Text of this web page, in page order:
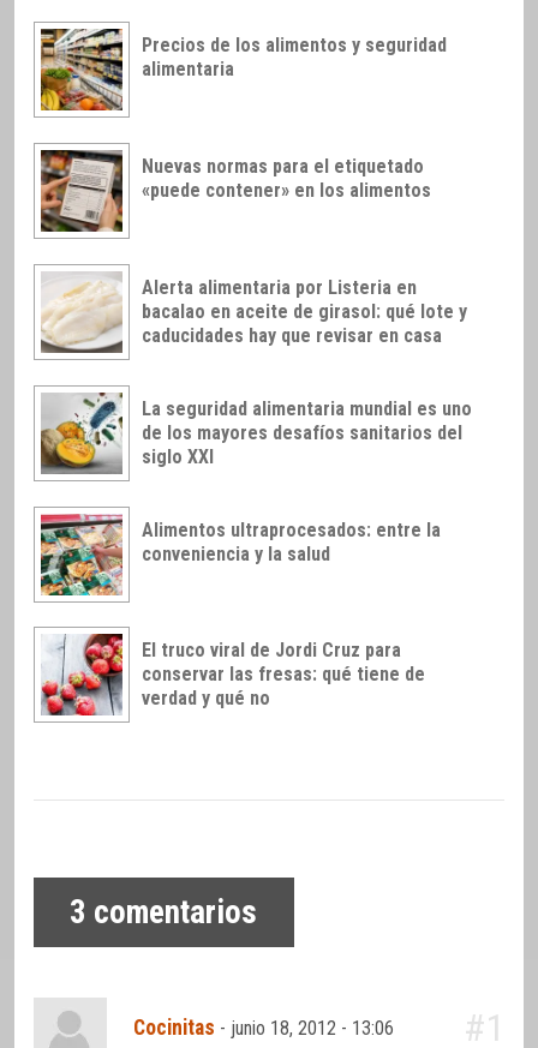
Precios de los alimentos y seguridad
alimentaria
Nuevas normas para el etiquetado
«puede contener» en los alimentos
Alerta alimentaria por Listeria en
bacalao en aceite de girasol: qué lote y
caducidades hay que revisar en casa
La seguridad alimentaria mundial es uno
de los mayores desafíos sanitarios del
siglo XXI
Alimentos ultraprocesados: entre la
conveniencia y la salud
El truco viral de Jordi Cruz para
conservar las fresas: qué tiene de
verdad y qué no
3 comentarios
Cocinitas - junio 18, 2012 - 13:06 #1